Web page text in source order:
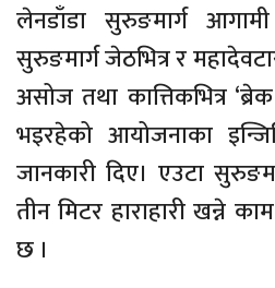
लेनडाँडा सुरुङमार्ग
सुरुङमार्ग जेठभित्र र
असोज तथा कात्तिकभित्र
भइरहेको आयोजनाका
जानकारी दिए। एउटा
तीन मिटर हाराहारी खन्ने
छ ।